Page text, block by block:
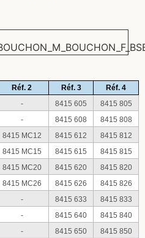
Réf. 2 Réf. 3
Réf. 4
- 8415 605
8415 805
- 8415 608
8415 808
8415 MC12 8415 612
8415 812
8415 MC15 8415 615
8415 815
8415 MC20 8415 620
8415 820
8415 MC26 8415 626
8415 826
- 8415 633
8415 833
- 8415 640
8415 840
- 8415 650 8415 850